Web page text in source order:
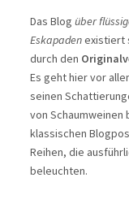
Das Blog über
Eskapadenexistiert
durch den
Es geht hier vor
seinen
von Schaumweinen
klassischen
Reihen, die
beleuchten.